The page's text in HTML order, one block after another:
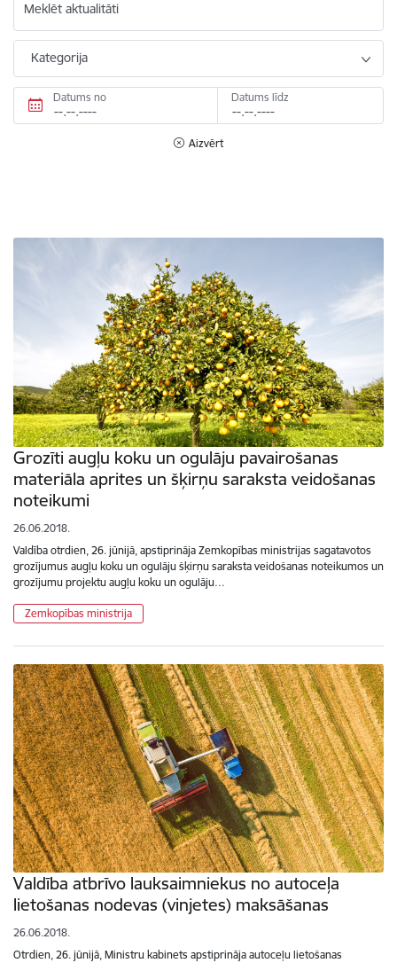
Meklēt aktualitāti
Kategorija
Datums no Datums līdz
Aizvērt
Grozīti augļu koku un ogulāju pavairošanas
materiāla aprites un šķirņu saraksta veidošanas
noteikumi
26.06.2018.
Valdība otrdien, 26. jūnijā, apstiprināja Zemkopības ministrijas sagatavotos
grozījumus augļu koku un ogulāju šķirņu saraksta veidošanas noteikumos un
grozījumu projektu augļu koku un ogulāju…
Zemkopības ministrija
Valdība atbrīvo lauksaimniekus no autoceļa
lietošanas nodevas (vinjetes) maksāšanas
26.06.2018.
Otrdien, 26. jūnijā, Ministru kabinets apstiprināja autoceļu lietošanas